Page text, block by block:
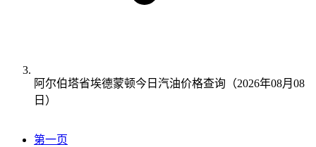
阿尔伯塔省埃德蒙顿今日汽油价格查询（2026年08月08
日）
第一页